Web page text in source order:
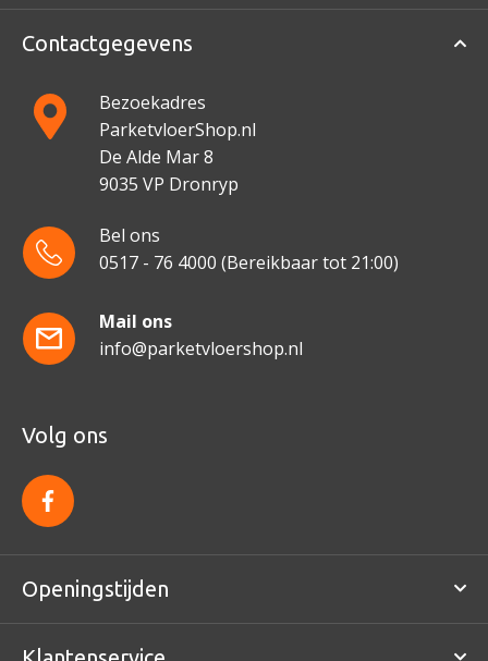
Contactgegevens
Bezoekadres
ParketvloerShop.nl
De Alde Mar 8
9035 VP Dronryp
Bel ons
0517 - 76 4000 (Bereikbaar tot 21:00)
Mail ons
info@parketvloershop.nl
Volg ons
f
a
c
e
o
o
Openingstijden